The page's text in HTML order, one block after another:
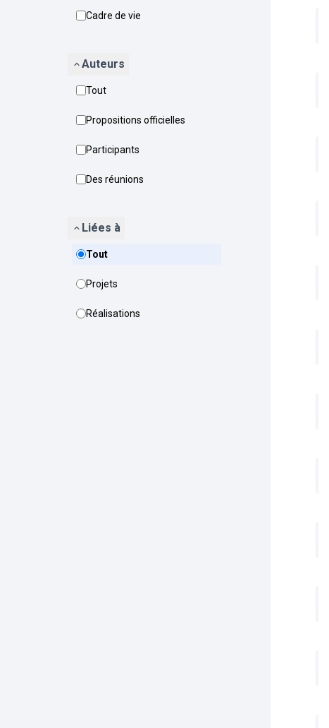
Cadre de vie
Auteurs
Tout
Propositions officielles
Participants
Des réunions
Liées à
Tout
Projets
Réalisations